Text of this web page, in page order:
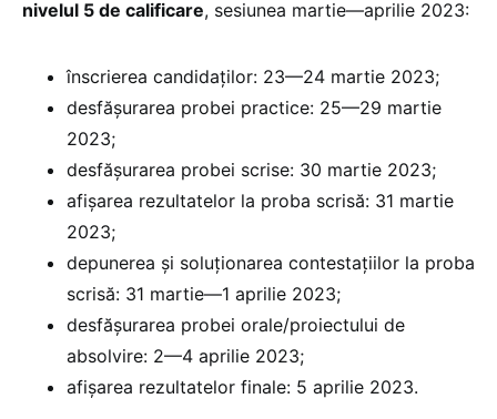
nivelul 5 de calificare, sesiunea martie—aprilie 2023:
înscrierea candidaților: 23—24 martie 2023;
desfășurarea probei practice: 25—29 martie
2023;
desfășurarea probei scrise: 30 martie 2023;
afișarea rezultatelor la proba scrisă: 31 martie
2023;
depunerea și soluționarea contestațiilor la proba
scrisă: 31 martie—1 aprilie 2023;
desfășurarea probei orale/proiectului de
absolvire: 2—4 aprilie 2023;
afișarea rezultatelor finale: 5 aprilie 2023.